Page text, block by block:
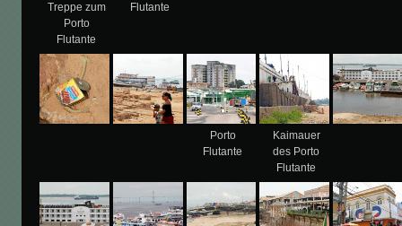
Treppe zum
Porto
Flutante
Flutante
Porto
Flutante
Kaimauer
des Porto
Flutante